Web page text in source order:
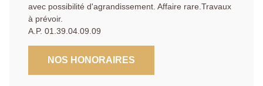
avec possibilité d'agrandissement. Affaire rare.Travaux
à prévoir.
A.P. 01.39.04.09.09
NOS HONORAIRES